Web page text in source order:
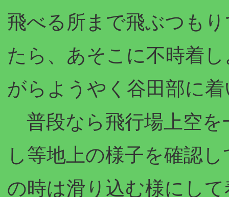
飛べる所まで飛ぶつも
たら、あそこに不時着
がらようやく谷田部に
普段なら飛行場上空を
し等地上の様子を確認
の時は滑り込む様にし